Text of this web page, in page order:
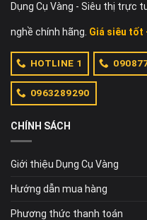
Dụng Cụ Vàng - Siêu thị trực
nghề chính hãng. Giá siêu tốt
HOTLINE 1
0963289290
CHÍNH SÁCH
Giới thiệu Dụng Cụ Vàng
Hướng dẫn mua hàng
Phương thức thanh toán